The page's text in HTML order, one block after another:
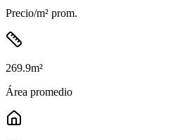
Precio/m² prom.
269.9m²
Área promedio